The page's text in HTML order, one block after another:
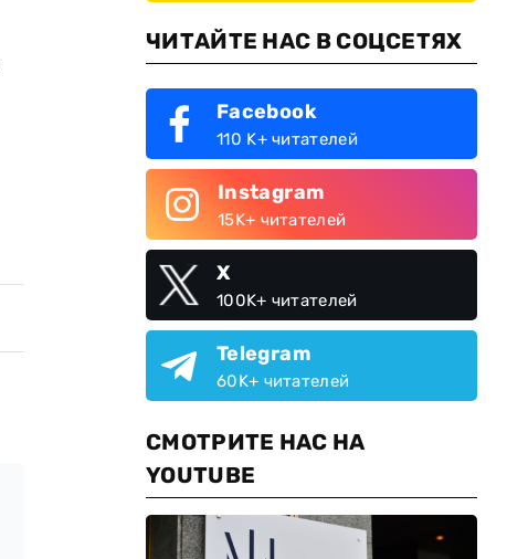
ЧИТАЙТЕ НАС В СОЦСЕТЯХ
Facebook
110 K+ читателей
Instagram
15K+ читателей
X
100K+ читателей
Telegram
60K+ читателей
СМОТРИТЕ НАС НА
YOUTUBE